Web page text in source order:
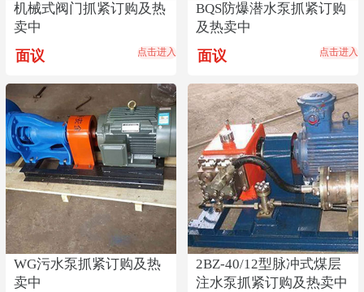
机械式阀门抓紧订购及热
卖中
面议 点击进入
BQS防爆潜水泵抓紧订购
及热卖中
面议 点击进入
WG污水泵抓紧订购及热
卖中
2BZ-40/12型脉冲式煤层
注水泵抓紧订购及热卖中